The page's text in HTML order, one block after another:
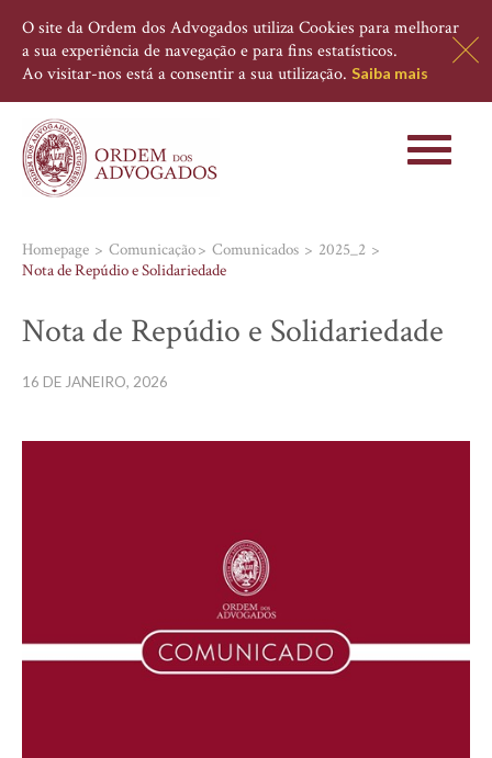
O site da Ordem dos Advogados utiliza Cookies para melhorar
a sua experiência de navegação e para fins estatísticos.
Ao visitar-nos está a consentir a sua utilização. Saiba mais
Toggle
Homepage Comunicação Comunicados
2025_2
Nota de Repúdio e Solidariedade
Nota de Repúdio e Solidariedade
16 DE JANEIRO, 2026